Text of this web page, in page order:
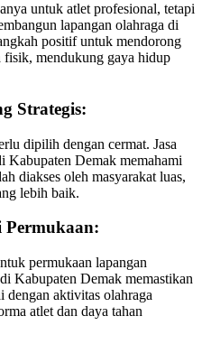
untuk atlet profesional, tetapi
lapangan olahraga di
positif untuk mendorong
fisik, mendukung gaya hidup
Strategis:
dipilih dengan cermat. Jasa
Kabupaten Demak memahami
diakses oleh masyarakat luas,
lebih baik.
Permukaan:
permukaan lapangan
Kabupaten Demak memastikan
dengan aktivitas olahraga
atlet dan daya tahan